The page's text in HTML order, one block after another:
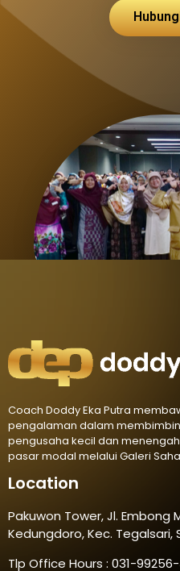
Coach Doddy Eka Putra
pengalaman dalam
pengusaha kecil dan
pasar modal melalui Galeri
Location
Pakuwon Tower, Jl. Embong
Kedungdoro, Kec. Tegalsari,
Tlp Office Hours : 031-